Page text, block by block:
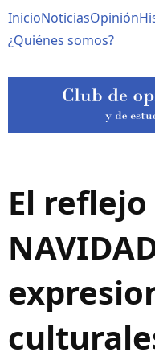
al
contenido
Navegación
principal
InicioNoticiasOpinión
¿Quiénes somos?
El reflejo